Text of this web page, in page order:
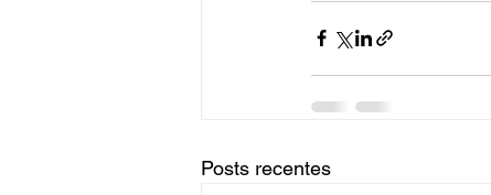
Posts recentes